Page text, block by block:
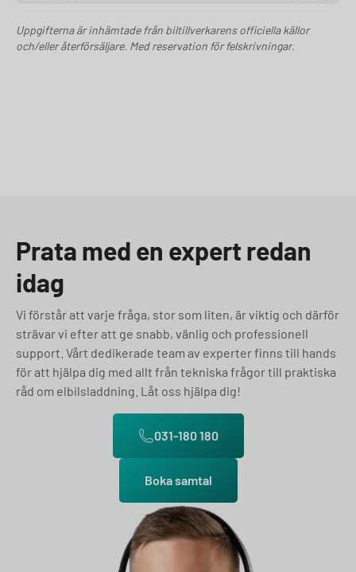
Uppgifterna är inhämtade från biltillverkarens officiella källor
och/eller återförsäljare. Med reservation för felskrivningar.
Prata med en expert redan
idag
Vi förstår att varje fråga, stor som liten, är viktig och därför
strävar vi efter att ge snabb, vänlig och professionell
support. Vårt dedikerade team av experter finns till hands
för att hjälpa dig med allt från tekniska frågor till praktiska
råd om elbilsladdning. Låt oss hjälpa dig!
031-180 180
Boka samtal